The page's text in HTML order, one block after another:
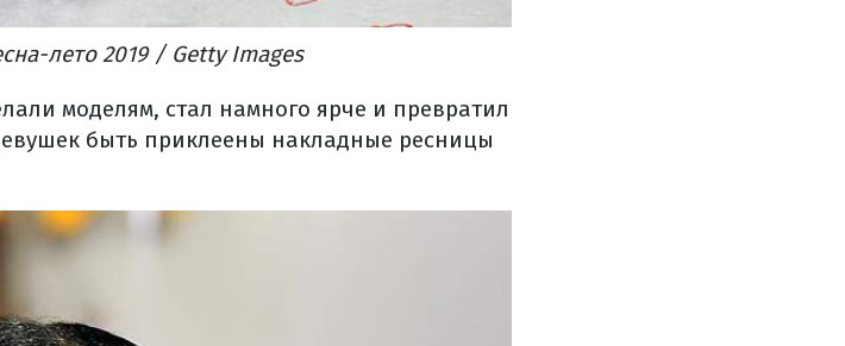
лето 2019 / Getty Images
моделям, стал намного ярче и превратил
быть приклеены накладные ресницы